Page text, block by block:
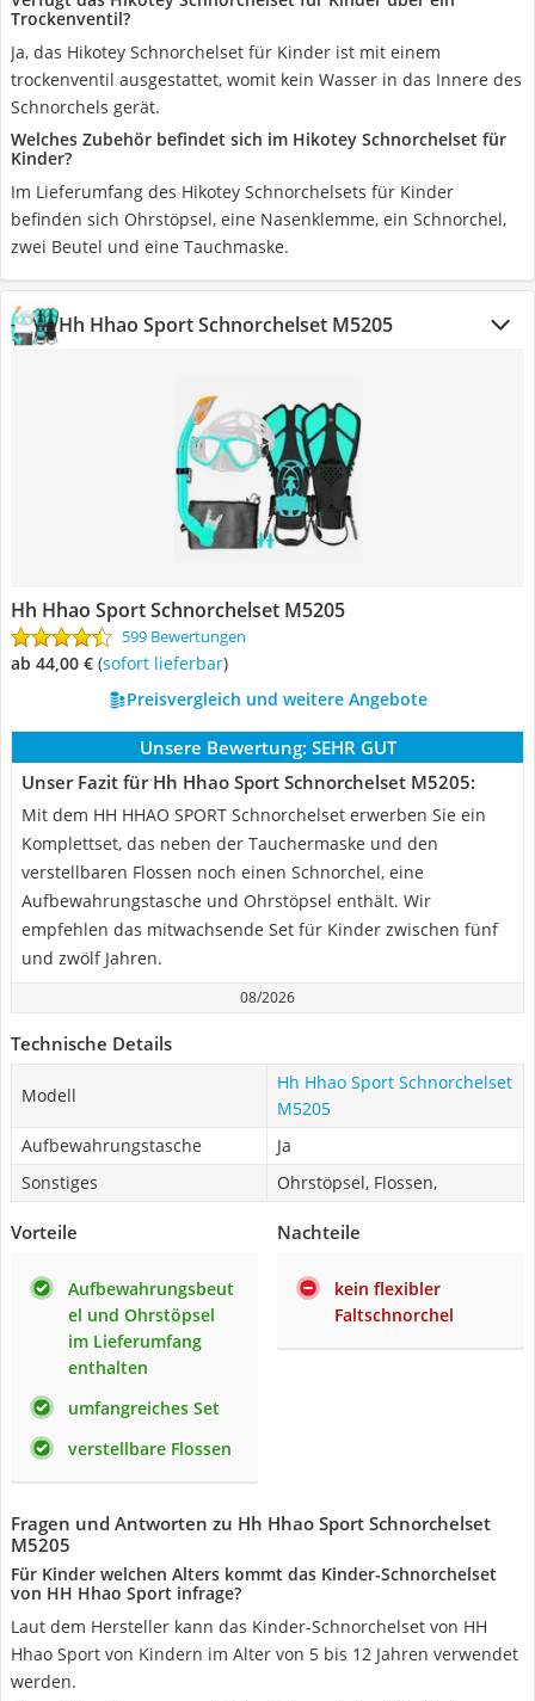
Trockenventil?
Ja, das Hikotey Schnorchelset für Kinder ist mit einem
trockenventil ausgestattet, womit kein Wasser in das Innere des
Schnorchels gerät.
Welches Zubehör befindet sich im Hikotey Schnorchelset für
Kinder?
Im Lieferumfang des Hikotey Schnorchelsets für Kinder
befinden sich Ohrstöpsel, eine Nasenklemme, ein Schnorchel,
zwei Beutel und eine Tauchmaske.
‎Hh Hhao Sport Schnorchelset ‎M5205
‎Hh Hhao Sport Schnorchelset ‎M5205
599 Bewertungen
ab 44,00 € ( Sofort lieferbar)
Preisvergleich und weitere Angebote
Unsere Bewertung: SEHR GUT
Unser Fazit für ‎Hh Hhao Sport Schnorchelset ‎M5205:
Mit dem HH HHAO SPORT Schnorchelset erwerben Sie ein
Komplettset, das neben der Tauchermaske und den
verstellbaren Flossen noch einen Schnorchel, eine
Aufbewahrungstasche und Ohrstöpsel enthält. Wir
empfehlen das mitwachsende Set für Kinder zwischen fünf
und zwölf Jahren.
08/2026
Technische Details
Modell
‎Hh Hhao Sport Schnorchelset
‎M5205
Aufbewahrungstasche
Ja
Sonstiges
Ohrstöpsel, Flossen,
Vorteile
Aufbewahrungsbeut
el und Ohrstöpsel
im Lieferumfang
enthalten
umfangreiches Set
verstellbare Flossen
Nachteile
kein flexibler
Faltschnorchel
Fragen und Antworten zu ‎Hh Hhao Sport Schnorchelset
‎M5205
Für Kinder welchen Alters kommt das Kinder-Schnorchelset
von HH Hhao Sport infrage?
Laut dem Hersteller kann das Kinder-Schnorchelset von HH
Hhao Sport von Kindern im Alter von 5 bis 12 Jahren verwendet
werden.